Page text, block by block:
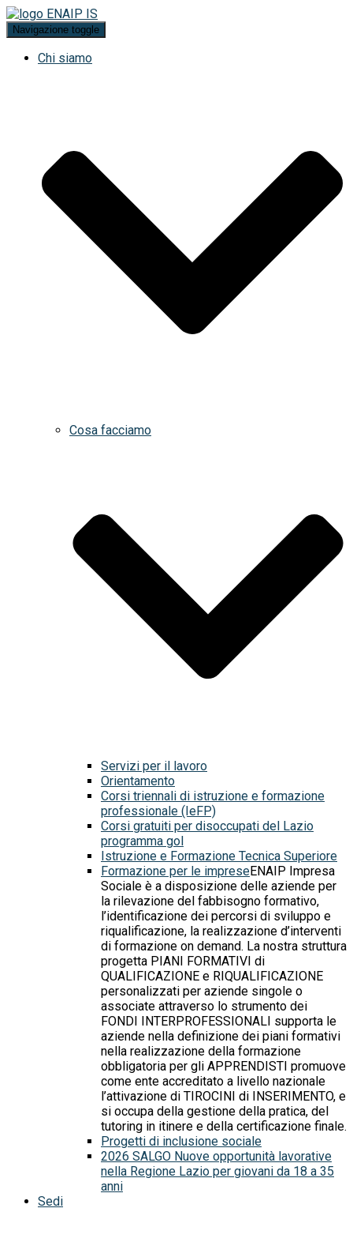
Navigazione toggle
Chi siamo
Cosa facciamo
Servizi per il lavoro
Orientamento
Corsi triennali di istruzione e formazione
professionale (IeFP)
Corsi gratuiti per disoccupati del Lazio
programma gol
Istruzione e Formazione Tecnica Superiore
Formazione per le impreseENAIP Impresa
Sociale è a disposizione delle aziende per
la rilevazione del fabbisogno formativo,
l’identificazione dei percorsi di sviluppo e
riqualificazione, la realizzazione d’interventi
di formazione on demand. La nostra struttura
progetta PIANI FORMATIVI di
QUALIFICAZIONE e RIQUALIFICAZIONE
personalizzati per aziende singole o
associate attraverso lo strumento dei
FONDI INTERPROFESSIONALI supporta le
aziende nella definizione dei piani formativi
nella realizzazione della formazione
obbligatoria per gli APPRENDISTI promuove
come ente accreditato a livello nazionale
l’attivazione di TIROCINI di INSERIMENTO, e
si occupa della gestione della pratica, del
tutoring in itinere e della certificazione finale.
Progetti di inclusione sociale
2026 SALGO Nuove opportunità lavorative
nella Regione Lazio per giovani da 18 a 35
anni
Sedi